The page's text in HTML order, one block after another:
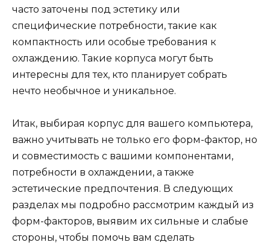
часто заточены под эстетику или
специфические потребности, такие как
компактность или особые требования к
охлаждению. Такие корпуса могут быть
интересны для тех, кто планирует собрать
нечто необычное и уникальное.
Итак, выбирая корпус для вашего компьютера,
важно учитывать не только его форм-фактор, но
и совместимость с вашими компонентами,
потребности в охлаждении, а также
эстетические предпочтения. В следующих
разделах мы подробно рассмотрим каждый из
форм-факторов, выявим их сильные и слабые
стороны, чтобы помочь вам сделать